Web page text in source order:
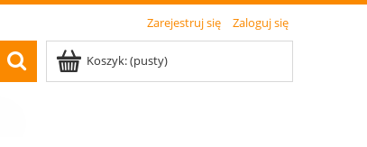
Zarejestruj się Zaloguj się
Koszyk:(pusty)